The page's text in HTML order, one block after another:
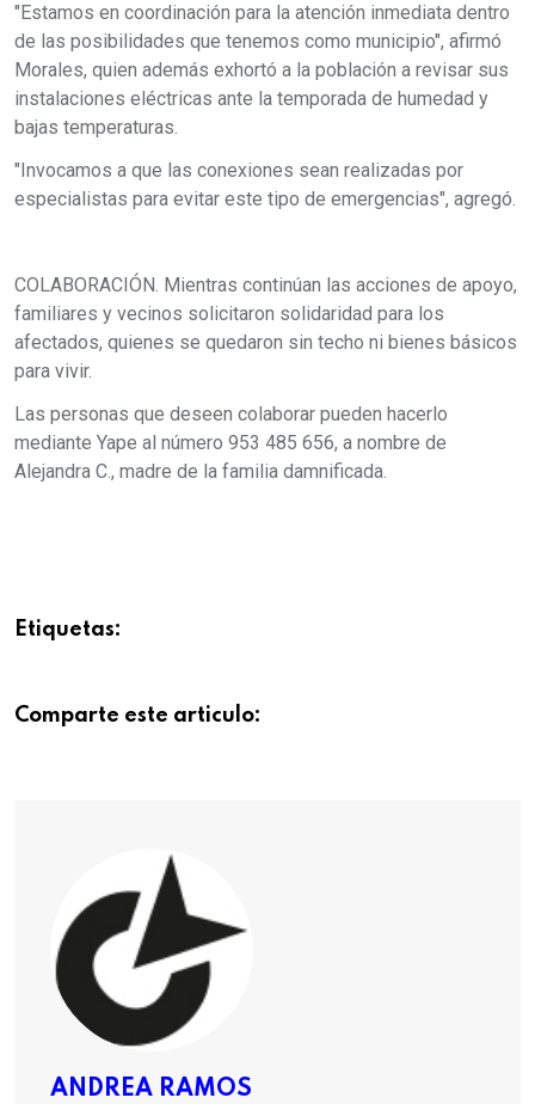
"Estamos en coordinación para la atención inmediata dentro
de las posibilidades que tenemos como municipio", afirmó
Morales, quien además exhortó a la población a revisar sus
instalaciones eléctricas ante la temporada de humedad y
bajas temperaturas.
"Invocamos a que las conexiones sean realizadas por
especialistas para evitar este tipo de emergencias", agregó.
COLABORACIÓN. Mientras continúan las acciones de apoyo,
familiares y vecinos solicitaron solidaridad para los
afectados, quienes se quedaron sin techo ni bienes básicos
para vivir.
Las personas que deseen colaborar pueden hacerlo
mediante Yape al número 953 485 656, a nombre de
Alejandra C., madre de la familia damnificada.
Etiquetas:
Comparte este articulo:
ANDREA RAMOS